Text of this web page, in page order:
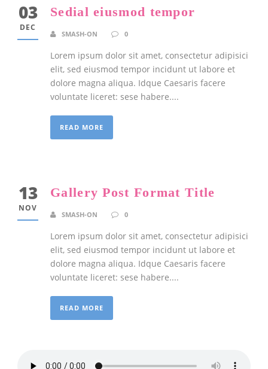
03
DEC
Sedial eiusmod tempor
SMASH-ON 0
Lorem ipsum dolor sit amet, consectetur adipisici
elit, sed eiusmod tempor incidunt ut labore et
dolore magna aliqua. Idque Caesaris facere
voluntate liceret: sese habere....
READ MORE
13
NOV
Gallery Post Format Title
SMASH-ON 0
Lorem ipsum dolor sit amet, consectetur adipisici
elit, sed eiusmod tempor incidunt ut labore et
dolore magna aliqua. Idque Caesaris facere
voluntate liceret: sese habere....
READ MORE